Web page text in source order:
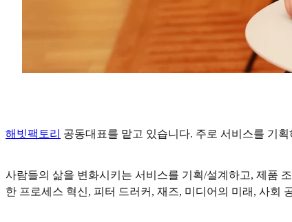
해빗팩토리 공동대표를 맡고 있습니다. 주로 서비스를 기
사람들의 삶을 변화시키는 서비스를 기획/설계하고, 제품
한 프로세스 혁신, 피터 드러커, 재즈, 미디어의 미래, 사회